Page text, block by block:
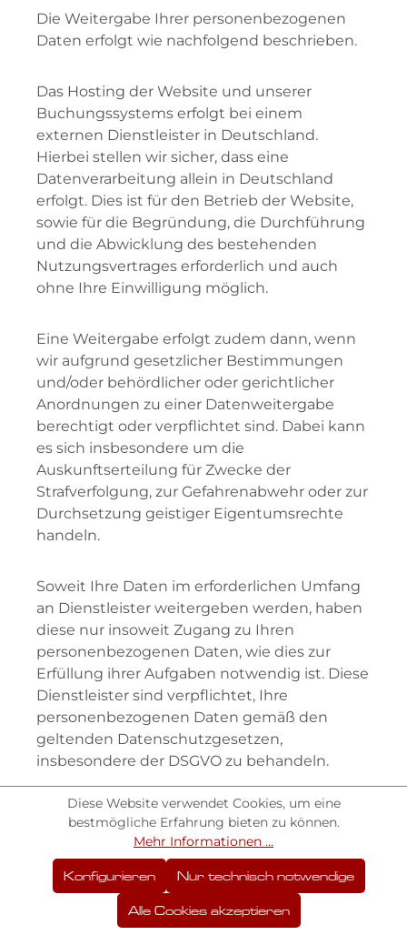
Die Weitergabe Ihrer personenbezogenen
Daten erfolgt wie nachfolgend beschrieben.
Das Hosting der Website und unserer
Buchungssystems erfolgt bei einem
externen Dienstleister in Deutschland.
Hierbei stellen wir sicher, dass eine
Datenverarbeitung allein in Deutschland
erfolgt. Dies ist für den Betrieb der Website,
sowie für die Begründung, die Durchführung
und die Abwicklung des bestehenden
Nutzungsvertrages erforderlich und auch
ohne Ihre Einwilligung möglich.
Eine Weitergabe erfolgt zudem dann, wenn
wir aufgrund gesetzlicher Bestimmungen
und/oder behördlicher oder gerichtlicher
Anordnungen zu einer Datenweitergabe
berechtigt oder verpflichtet sind. Dabei kann
es sich insbesondere um die
Auskunftserteilung für Zwecke der
Strafverfolgung, zur Gefahrenabwehr oder zur
Durchsetzung geistiger Eigentumsrechte
handeln.
Soweit Ihre Daten im erforderlichen Umfang
an Dienstleister weitergeben werden, haben
diese nur insoweit Zugang zu Ihren
personenbezogenen Daten, wie dies zur
Erfüllung ihrer Aufgaben notwendig ist. Diese
Dienstleister sind verpflichtet, Ihre
personenbezogenen Daten gemäß den
geltenden Datenschutzgesetzen,
insbesondere der DSGVO zu behandeln.
Über die vorgenannten Umstände hinaus
übermitteln wir Ihre Daten grundsätzlich
nicht ohne Ihre Einwilligung an Dritte.
Insbesondere geben wir keine
personenbezogenen Daten an eine Stelle in
einem Drittland oder eine internationale
Diese Website verwendet Cookies, um eine
bestmögliche Erfahrung bieten zu können.
Mehr Informationen ...
Nur technisch notwendige
Konfigurieren
Alle Cookies akzeptieren